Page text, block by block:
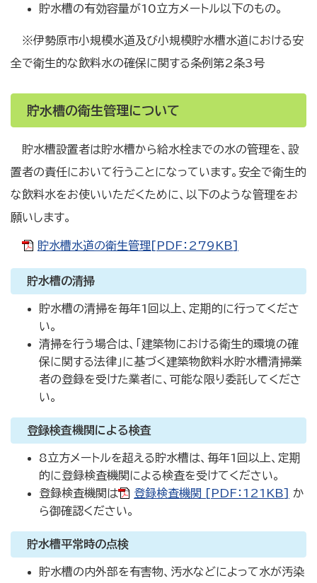
貯水槽の有効容量が10立方メートル以下のもの。
※伊勢原市小規模水道及び小規模貯水槽水道における安
全で衛生的な飲料水の確保に関する条例第2条3号
貯水槽の衛生管理について
貯水槽設置者は貯水槽から給水栓までの水の管理を、設
置者の責任において行うことになっています。安全で衛生的
な飲料水をお使いいただくために、以下のような管理をお
願いします。
貯水槽水道の衛生管理[PDF：279KB]
貯水槽の清掃
貯水槽の清掃を毎年1回以上、定期的に行ってくださ
い。
清掃を行う場合は、「建築物における衛生的環境の確
保に関する法律」に基づく建築物飲料水貯水槽清掃業
者の登録を受けた業者に、可能な限り委託してくださ
い。
登録検査機関による検査
8立方メートルを超える貯水槽は、毎年1回以上、定期
的に登録検査機関による検査を受けてください。
登録検査機関は
登録検査機関 [PDF：121KB]
か
ら御確認ください。
貯水槽平常時の点検
貯水槽の内外部を有害物、汚水などによって水が汚染